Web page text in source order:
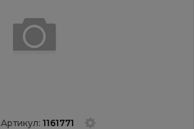
Артикул: 1161771